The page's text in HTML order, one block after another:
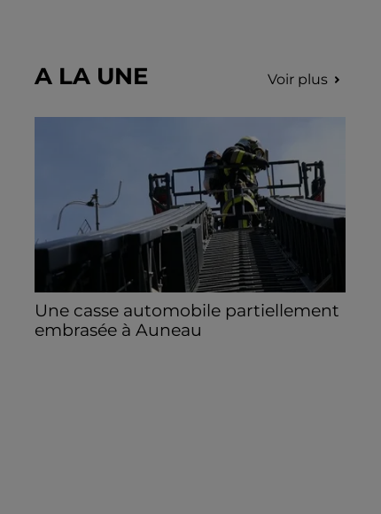
A LA UNE Voir plus
Une casse automobile partiellement
embrasée à Auneau